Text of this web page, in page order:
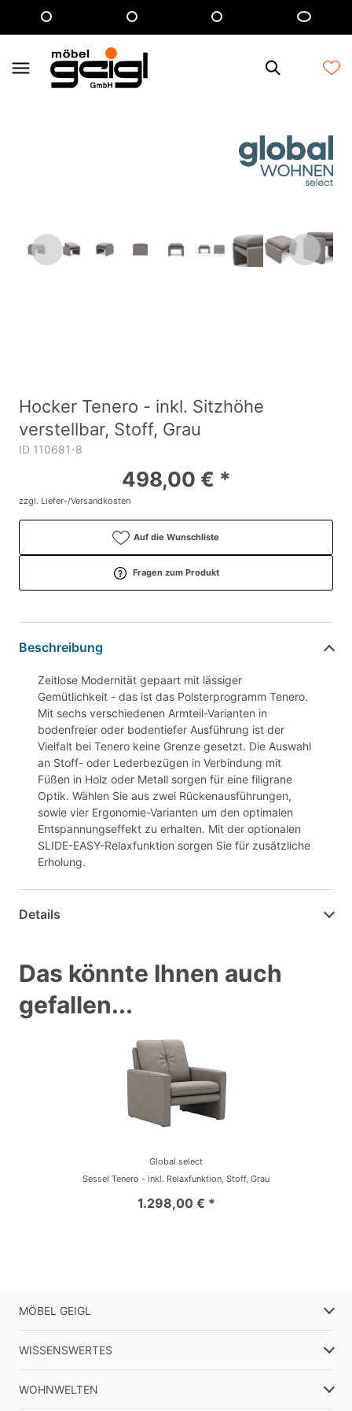
Hocker Tenero - inkl. Sitzhöhe
verstellbar, Stoff, Grau
ID 110681-8
498,00 € *
zzgl. Liefer-/Versandkosten
Auf die Wunschliste
Fragen zum Produkt
Beschreibung
Zeitlose Modernität gepaart mit lässiger
Gemütlichkeit - das ist das Polsterprogramm Tenero.
Mit sechs verschiedenen Armteil-Varianten in
bodenfreier oder bodentiefer Ausführung ist der
Vielfalt bei Tenero keine Grenze gesetzt. Die Auswahl
an Stoff- oder Lederbezügen in Verbindung mit
Füßen in Holz oder Metall sorgen für eine filigrane
Optik. Wählen Sie aus zwei Rückenausführungen,
sowie vier Ergonomie-Varianten um den optimalen
Entspannungseffekt zu erhalten. Mit der optionalen
SLIDE-EASY-Relaxfunktion sorgen Sie für zusätzliche
Erholung.
Details
Das könnte Ihnen auch
gefallen...
Global select
Sessel Tenero - inkl. Relaxfunktion, Stoff, Grau
1.298,00 € *
MÖBEL GEIGL
WISSENSWERTES
WOHNWELTEN